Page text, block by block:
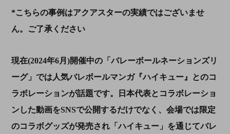
*こちらの事例はアクアスターの実績ではございませ
ん。ご了承ください
現在(2024年6月 )開催中の「バレーボールネーションズリ
ーグ」では人気バレボールマンガ『ハイキュー』とのコ
ラボレーションが話題です。日本代表とコラボレーショ
ンした動画をSNSで公開するだけでなく、会場では限定
のコラボグッズが発売され「ハイキュー」を通じてバレ